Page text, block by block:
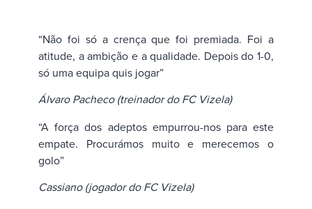
“Não foi só a crença que foi premiada. Foi a
atitude, a ambição e a qualidade. Depois do 1-0,
só uma equipa quis jogar”
Álvaro Pacheco (treinador do FC Vizela)
“A força dos adeptos empurrou-nos para este
empate. Procurámos muito e merecemos o
golo”
Cassiano (jogador do FC Vizela)